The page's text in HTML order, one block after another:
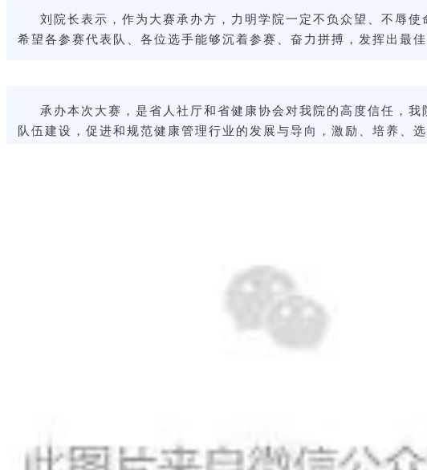
刘院长表示，作为大赛承办方，力明学院一定不负众望、不辱
希望各参赛代表队、各位选手能够沉着参赛、奋力拼搏，发挥出最佳
承办本次大赛，是省人社厅和省健康协会对我院的高度信任，我
队伍建设，促进和规范健康管理行业的发展与导向，激励、培养、